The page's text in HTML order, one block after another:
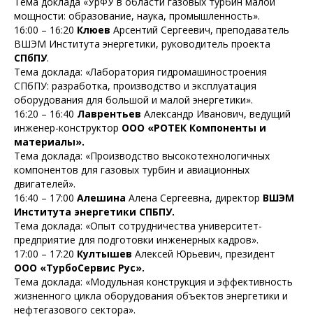
мощности: образование, наука, промышленность».
16:00 – 16:20 Клюев Арсентий Сергеевич, преподаватель
ВШЭМ Института энергетики, руководитель проекта
СПбПУ.
Тема доклада: «Лаборатория гидромашиностроения
СПбПУ: разработка, производство и эксплуатация
оборудования для большой и малой энергетики».
16:20 – 16:40 Лаврентьев Александр Иванович, ведущий
инженер-конструктор ООО «РОТЕК Компоненты и
материалы».
Тема доклада: «Производство высокотехнологичных
компонентов для газовых турбин и авиационных
двигателей».
16:40 – 17:00 Алешина Алена Сергеевна, директор ВШЭМ
Института энергетики СПБПУ.
Тема доклада: «Опыт сотрудничества университет-
предприятие для подготовки инженерных кадров».
17:00 – 17:20 Култышев Алексей Юрьевич, президент
ООО «ТурбоСервис Рус».
Тема доклада: «Модульная конструкция и эффективность
жизненного цикла оборудования объектов энергетики и
нефтегазового сектора».